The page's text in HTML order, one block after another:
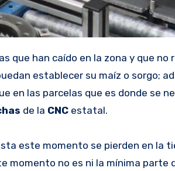
que han caído en la zona y que
establecer su maíz o sorgo;
en las parcelas que es donde se
de la CNC estatal.
este momento se pierden en la
momento no es ni la mínima parte